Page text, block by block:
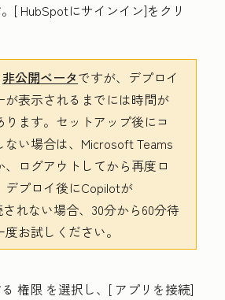
[ HubSpotにサインイン]をクリ
非公開ベータですが、デプロイ
が表示されるまでには時間が
ます。セットアップ後にコ
ない場合は、Microsoft Teams
、ログアウトしてから再度ロ
デプロイ後にCopilotが
れない場合、30分から60分待
お試しください。
権限 を選択し、[ アプリを接続]